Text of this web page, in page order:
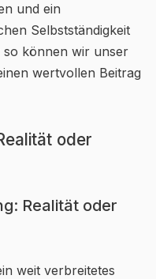
und ein
Selbstständigkeit
können wir unser
wertvollen Beitrag
oder
Realität oder
weit verbreitetes